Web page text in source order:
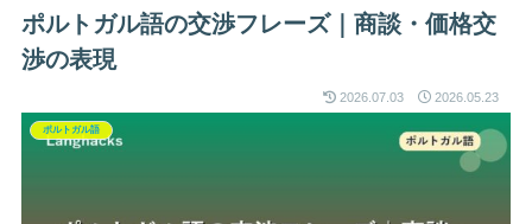
ポルトガル語の交渉フレーズ｜商談・価格交
渉の表現
2026.07.03 2026.05.23
ポルトガル語